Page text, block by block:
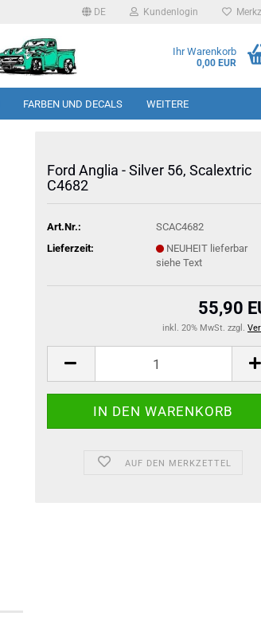
DE Kundenlogin
Ihr Warenkorb
0,00 EUR
FARBEN UND DECALS WEITERE
Ford Anglia - Silver 56, Scalextric
C4682
Art.Nr.:
SCAC4682
Lieferzeit:
NEUHEIT lieferbar
siehe Text
55,90
inkl. 20% MwSt. zzgl.
AUF DEN MERKZETTEL